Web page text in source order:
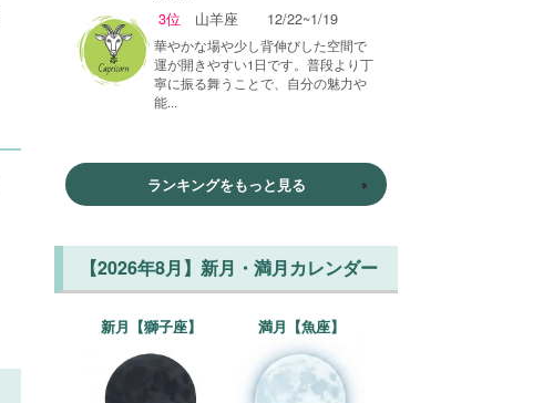
3位 山羊座 12/22~1/19
華やかな場や少し背伸びした空間で
運が開きやすい1日です。普段より丁
寧に振る舞うことで、自分の魅力や
能...
ランキングをもっと見る
【2026年8月】新月・満月カレンダー
新月【獅子座】 満月【魚座】